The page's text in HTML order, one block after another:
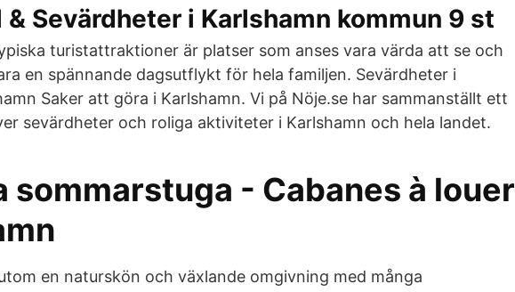
Sevärdheter i Karlshamn kommun 9 st
turistattraktioner är platser som anses vara värda att se och
en spännande dagsutflykt för hela familjen. Sevärdheter i
Saker att göra i Karlshamn. Vi på Nöje.se har sammanställt ett
sevärdheter och roliga aktiviteter i Karlshamn och hela landet.
sommarstuga - Cabanes à louer
en naturskön och växlande omgivning med många